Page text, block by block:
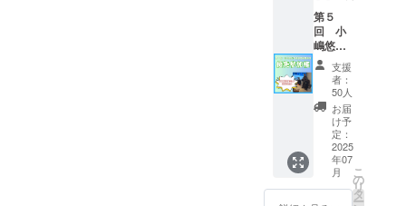
ご記入
くださ
い。 ・
ロゴデ
ザイン
の場合
は選択
してい
ただ
き、後
日弊社
からご
連絡さ
せてい
作りの
お打ち
合わせ
が後日
発生し
ます）
（提供
データ
はパワ
ポ・
keynot
e・PDF
の予定
です）
一覧
に、支
援者様
のお名
前
（ニッ
クネー
ム）を
掲載し
ます。
・掲載
期間：
事業が
存続す
第５
回 小
嶋悠紀
の発達
支援講
演会
特別先
行優先
参加
権 応
援プラ
ン(オン
ライ
支援
者：
50人
お届
け予
定：
2025
年07
月
こ
の
リ
タ
ー